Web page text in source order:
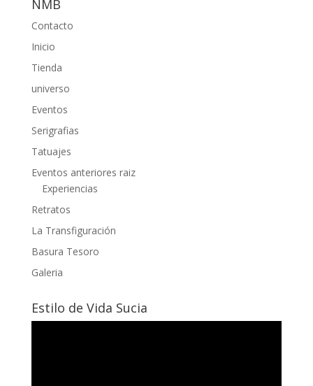
NMB
Contacto
Inicio
Tienda
universo
Eventos
Serigrafias
Tatuajes
Eventos anteriores raiz
Experiencias
Retratos
La Transfiguración
Basura Tesoro
Galeria
Estilo de Vida Sucia